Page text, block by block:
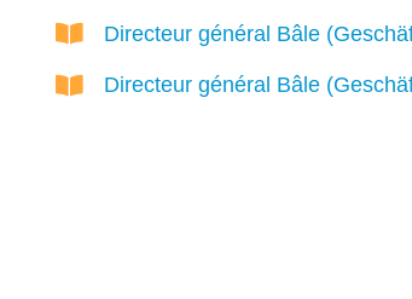
Directeur général Bâle
Directeur général Bâle